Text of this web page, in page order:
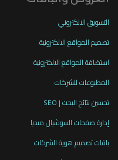
التسويق الالكتروني
تصميم المواقع الالكترونية
استضافة المواقع الالكترونية
المطبوعات للشركات
تحسين نتائج البحث | SEO
إدارة صفحات السوشيال ميديا
باقات تصميم هوية الشركات